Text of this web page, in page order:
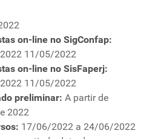
on-line no SigConfap:
11/05/2022
on-line no SisFaperj:
11/05/2022
preliminar: A partir de
2022
17/06/2022 a 24/06/2022